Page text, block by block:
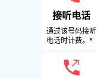
接听电话
通过该号码接听
电话时计费。*